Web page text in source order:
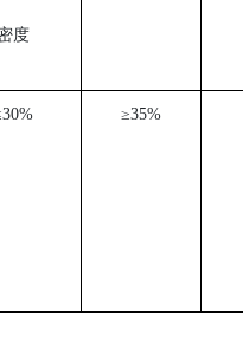
度
30% ≥35%